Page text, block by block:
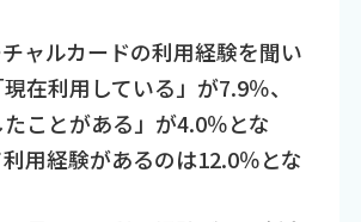
ャルカードの利用経験を聞い
在利用している」が7.9％、
たことがある」が4.0％とな
用経験があるのは12.0％とな